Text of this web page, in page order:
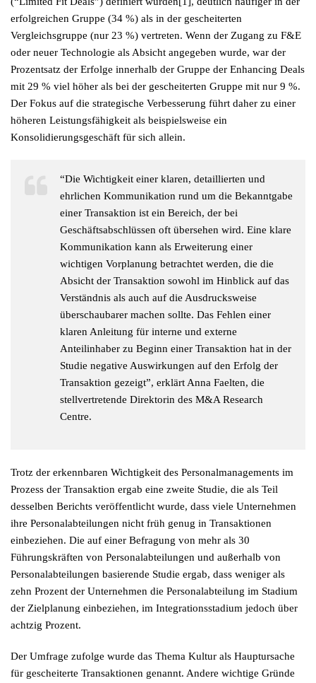
erfolgreichen Gruppe (34 %) als in der gescheiterten
Vergleichsgruppe (nur 23 %) vertreten. Wenn der Zugang zu F&E
oder neuer Technologie als Absicht angegeben wurde, war der
Prozentsatz der Erfolge innerhalb der Gruppe der Enhancing Deals
mit 29 % viel höher als bei der gescheiterten Gruppe mit nur 9 %.
Der Fokus auf die strategische Verbesserung führt daher zu einer
höheren Leistungsfähigkeit als beispielsweise ein
Konsolidierungsgeschäft für sich allein.
“Die Wichtigkeit einer klaren, detaillierten und
ehrlichen Kommunikation rund um die Bekanntgabe
einer Transaktion ist ein Bereich, der bei
Geschäftsabschlüssen oft übersehen wird. Eine klare
Kommunikation kann als Erweiterung einer
wichtigen Vorplanung betrachtet werden, die die
Absicht der Transaktion sowohl im Hinblick auf das
Verständnis als auch auf die Ausdrucksweise
überschaubarer machen sollte. Das Fehlen einer
klaren Anleitung für interne und externe
Anteilinhaber zu Beginn einer Transaktion hat in der
Studie negative Auswirkungen auf den Erfolg der
Transaktion gezeigt”, erklärt Anna Faelten, die
stellvertretende Direktorin des M&A Research
Centre.
Trotz der erkennbaren Wichtigkeit des Personalmanagements im
Prozess der Transaktion ergab eine zweite Studie, die als Teil
desselben Berichts veröffentlicht wurde, dass viele Unternehmen
ihre Personalabteilungen nicht früh genug in Transaktionen
einbeziehen. Die auf einer Befragung von mehr als 30
Führungskräften von Personalabteilungen und außerhalb von
Personalabteilungen basierende Studie ergab, dass weniger als
zehn Prozent der Unternehmen die Personalabteilung im Stadium
der Zielplanung einbeziehen, im Integrationsstadium jedoch über
achtzig Prozent.
Der Umfrage zufolge wurde das Thema Kultur als Hauptursache
für gescheiterte Transaktionen genannt. Andere wichtige Gründe